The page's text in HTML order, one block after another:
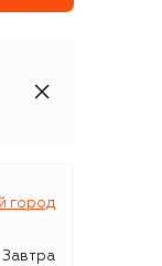
город
Завтра